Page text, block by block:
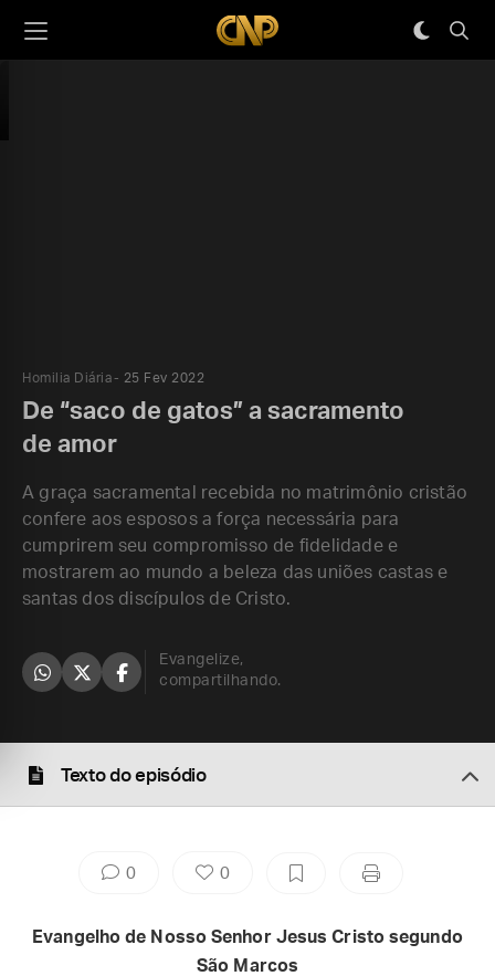
Homilia Diária 25 Fev 2022
De “saco de gatos” a sacramento
de amor
A graça sacramental recebida no matrimônio cristão
confere aos esposos a força necessária para
cumprirem seu compromisso de fidelidade e
mostrarem ao mundo a beleza das uniões castas e
santas dos discípulos de Cristo.
Evangelize,
compartilhando.
Texto do episódio
0 0
Evangelho de Nosso Senhor Jesus Cristo segundo
São Marcos